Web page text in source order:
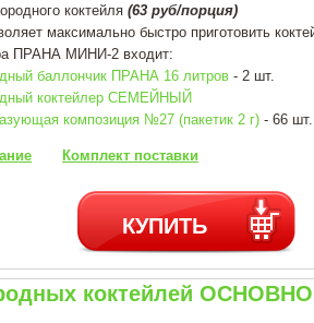
коктейля (63 руб/порция)
максимально быстро приготовить
ПРАНА МИНИ-2 входит:
баллончик ПРАНА 16 литров - 2 шт.
коктейлер СЕМЕЙНЫЙ
композиция №27 (пакетик 2 г) - 66 шт.
Комплект поставки
КУПИТЬ
коктейлей